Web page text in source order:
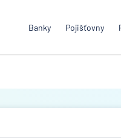
Banky Pojišťovny